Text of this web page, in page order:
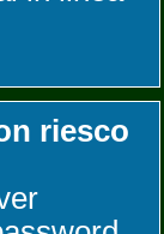
riesco